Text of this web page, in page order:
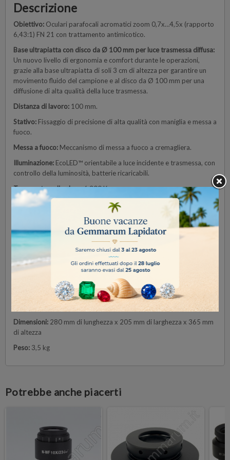
Descrizione
Obiettivo: Oculari parafocali acromatici zoom 0,7x…4,5x (rapporto
6,43:1) FN 21 con trattamento antimicotico.
Base ultrapiatta con disco da Ø 100 mm per luce trasmessa diffusa:
Un nuovo livello di ergonomia e comfort durante le operazioni,
grazie alla base ultrapiatta di soli 3 cm di altezza per garantire un
movimento fluido del campione e al disco da Ø 100 mm per una
diffusione di alta qualità della luce trasmessa.
Distanza di lavoro: 100 mm.
Stativo: Fissaggio di precisione di alta qualità con maniglia e messa a
fuoco.
Messa a fuoco: Meccanismo di messa a fuoco a cremagliera.
Illuminazione: EcoLED™ orientabile a luce incidente e trasmessa, con
controllo della luminosità, batterie ricaricabili.
Temperatura di colore:6.300 K.
Illuminazione a LED a lunga durata (che garantisce oltre 20 anni di
risparmio di denaro ed energia grazie alla lunga durata dei
LED (65.000 ore, 22 anni con un utilizzo di 8 ore al giorno), oltre 20
volte superiore rispetto a una lampadina alogena standard.
Utilizzo senza fili, totalmente indipendente dalla rete
elettrica/batterie:
questo microscopio funziona con o senza
batterie, grazie a tre batterie ricaricabili NiMH (non incluse) per la
massima autonomia in esterni (12 ore di autonomia, a media
Alimentatore esterno multi-presa 100-240 V CA/5 V CC.
Dimensioni: 280 mm di lunghezza x 205 mm di larghezza x 365 mm
di altezza
Peso: 3,5 kg
Potrebbe anche piacerti